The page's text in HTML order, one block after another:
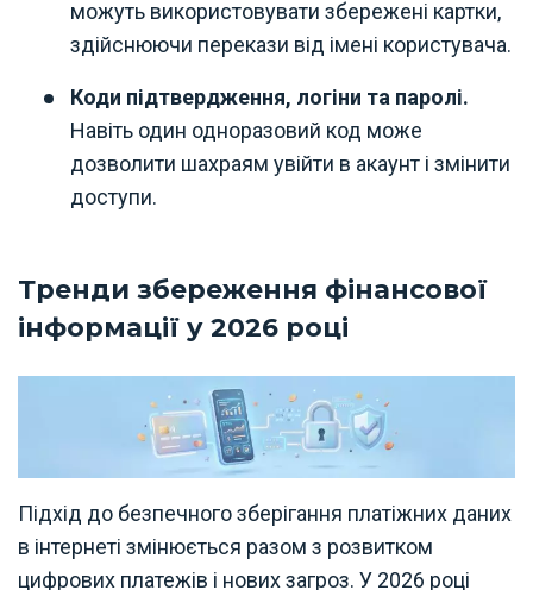
можуть використовувати збережені картки,
здійснюючи перекази від імені користувача.
Коди підтвердження, логіни та паролі.
Навіть один одноразовий код може
дозволити шахраям увійти в акаунт і змінити
доступи.
Тренди збереження фінансової
інформації у 2026 році
Підхід до безпечного зберігання платіжних даних
в інтернеті змінюється разом з розвитком
цифрових платежів і нових загроз. У 2026 році